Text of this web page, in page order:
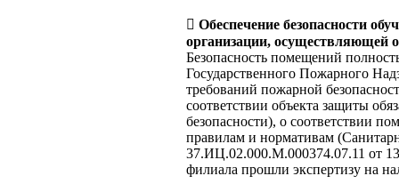
 Обеспечение безопасности
организации, осуществляющей
Безопасность помещений
Государственного Пожарного
требований пожарной
соответствии объекта защиты
безопасности), о соответствии
правилам и нормативам
37.ИЦ.02.000.М.000374.07.11 от
филиала прошли экспертизу на